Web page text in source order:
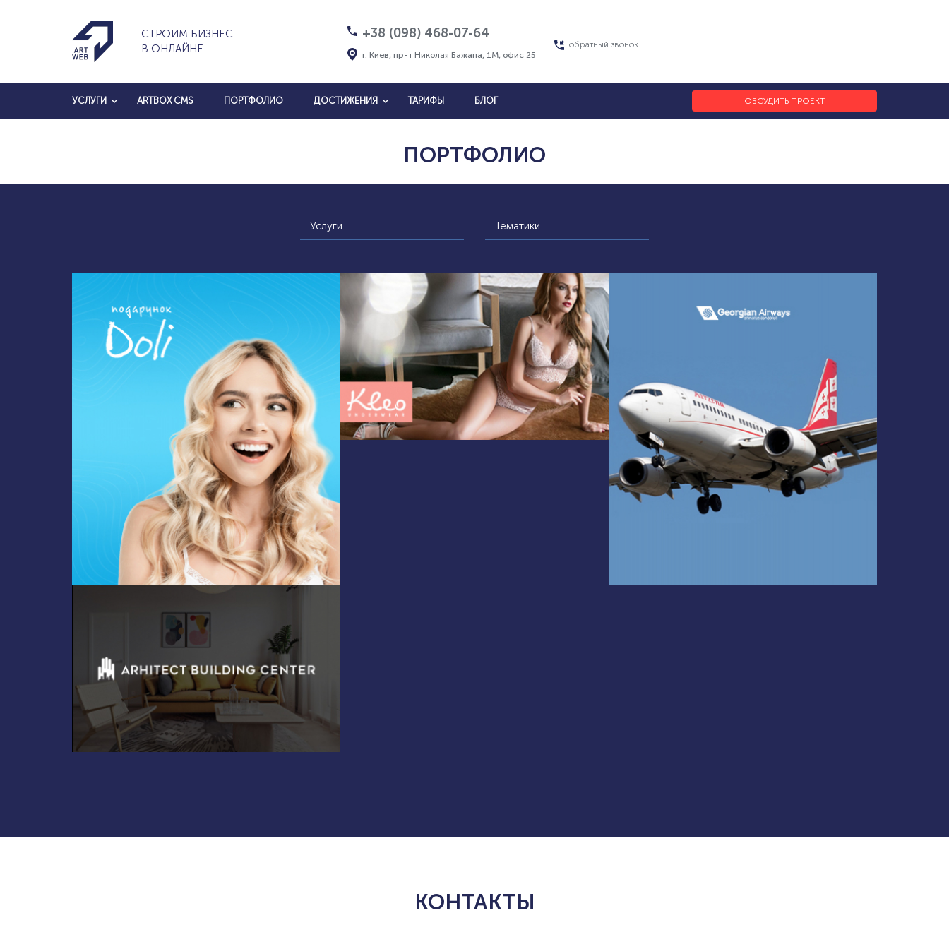
СТРОИМ БИЗНЕС
В ОНЛАЙНЕ
+38 (098) 468-07-64
г. Киев, пр-т Николая Бажана, 1М, офис 25
обратный звонок
УСЛУГИ ARTBOX CMS ПОРТФОЛИО ДОСТИЖЕНИЯ ТАРИФЫ БЛОГ ОБСУДИТЬ ПРОЕКТ
ПОРТФОЛИО
Услуги Тематики
КОНТАКТЫ